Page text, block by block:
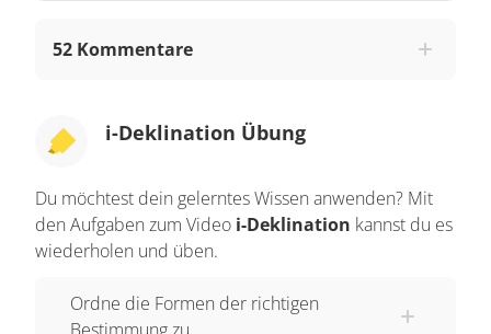
dass es ein Pluralwort ist. Das heißt, es wird nur
haben wir Städte- und Flussnamen. Diese sind
nämlich Maskulina. Beispiele dafür sind Tiberis
welchem Schema die Substantive der i-Stämme
dekliniert werden. Zuerst sehen wir uns die
wir am besten eine Tabelle, in der die Endungen
52 Kommentare
i-Deklination Übung
Du möchtest dein gelerntes Wissen anwenden? Mit
den Aufgaben zum Video i-Deklination kannst du es
wiederholen und üben.
Ordne die Formen der richtigen